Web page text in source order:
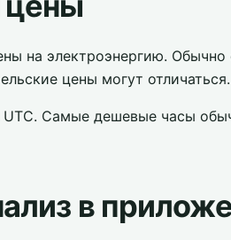
на электроэнергию.
цены могут отличаться.
Самые дешевые часы
в